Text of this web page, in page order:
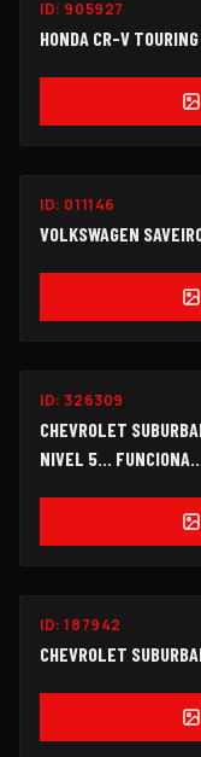
ID: 905927
HONDA CR-V
OFERTA
ID: 011146
VOLKSWAGEN
ID: 326309
CHEVROLET
NIVEL 5…
ID:187942
CHEVROLET